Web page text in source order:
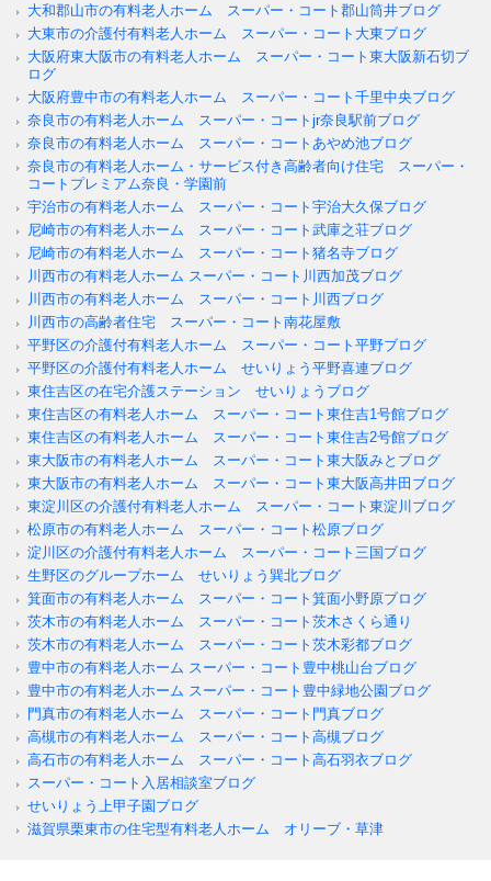
大和郡山市の有料老人ホーム スーパー・コート郡山筒井ブログ
大東市の介護付有料老人ホーム スーパー・コート大東ブログ
大阪府東大阪市の有料老人ホーム スーパー・コート東大阪新石切ブ
ログ
大阪府豊中市の有料老人ホーム スーパー・コート千里中央ブログ
奈良市の有料老人ホーム スーパー・コートjr奈良駅前ブログ
奈良市の有料老人ホーム スーパー・コートあやめ池ブログ
奈良市の有料老人ホーム・サービス付き高齢者向け住宅 スーパー・
コートプレミアム奈良・学園前
宇治市の有料老人ホーム スーパー・コート宇治大久保ブログ
尼崎市の有料老人ホーム スーパー・コート武庫之荘ブログ
尼崎市の有料老人ホーム スーパー・コート猪名寺ブログ
川西市の有料老人ホーム スーパー・コート川西加茂ブログ
川西市の有料老人ホーム スーパー・コート川西ブログ
川西市の高齢者住宅 スーパー・コート南花屋敷
平野区の介護付有料老人ホーム スーパー・コート平野ブログ
平野区の介護付有料老人ホーム せいりょう平野喜連ブログ
東住吉区の在宅介護ステーション せいりょうブログ
東住吉区の有料老人ホーム スーパー・コート東住吉1号館ブログ
東住吉区の有料老人ホーム スーパー・コート東住吉2号館ブログ
東大阪市の有料老人ホーム スーパー・コート東大阪みとブログ
東大阪市の有料老人ホーム スーパー・コート東大阪高井田ブログ
東淀川区の介護付有料老人ホーム スーパー・コート東淀川ブログ
松原市の有料老人ホーム スーパー・コート松原ブログ
淀川区の介護付有料老人ホーム スーパー・コート三国ブログ
生野区のグループホーム せいりょう巽北ブログ
箕面市の有料老人ホーム スーパー・コート箕面小野原ブログ
茨木市の有料老人ホーム スーパー・コート茨木さくら通り
茨木市の有料老人ホーム スーパー・コート茨木彩都ブログ
豊中市の有料老人ホーム スーパー・コート豊中桃山台ブログ
豊中市の有料老人ホーム スーパー・コート豊中緑地公園ブログ
門真市の有料老人ホーム スーパー・コート門真ブログ
高槻市の有料老人ホーム スーパー・コート高槻ブログ
高石市の有料老人ホーム スーパー・コート高石羽衣ブログ
スーパー・コート入居相談室ブログ
せいりょう上甲子園ブログ
滋賀県栗東市の住宅型有料老人ホーム オリーブ・草津